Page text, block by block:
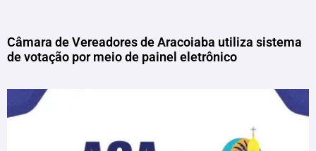
Câmara de Vereadores de Aracoiaba utiliza sistema
de votação por meio de painel eletrônico